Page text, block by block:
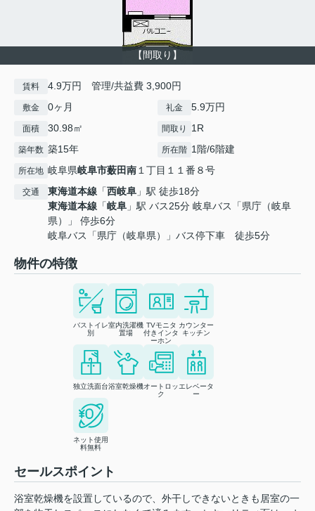
【間取り】
賃料 4.9万円 管理/共益費 3,900円
敷金 0ヶ月 礼金 5.9万円
面積 30.98㎡ 間取り 1R
築年数 築15年 所在階 1階/6階建
所在地 岐阜県岐阜市薮田南１丁目１１番８号
交通 東海道本線 「西岐阜 」駅 徒歩18分
東海道本線 「岐阜 」駅 バス25分 岐阜バス「県庁（岐阜
県）」 停歩6分
岐阜バス「県庁（岐阜県）」バス停下車 徒歩5分
物件の特徴
バストイレ
別
室内洗濯機
置場
TVモニタ
付きインタ
ーホン
カウンター
キッチン
独立洗面台浴室乾燥機オートロッ
ク
エレベータ
ー
ネット使用
料無料
セールスポイント
浴室乾燥機を設置しているので、外干しできないときも居室の一